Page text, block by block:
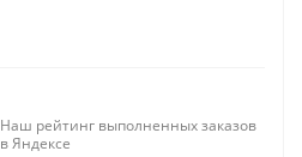
Наш рейтинг выполненных заказов
в Яндексе